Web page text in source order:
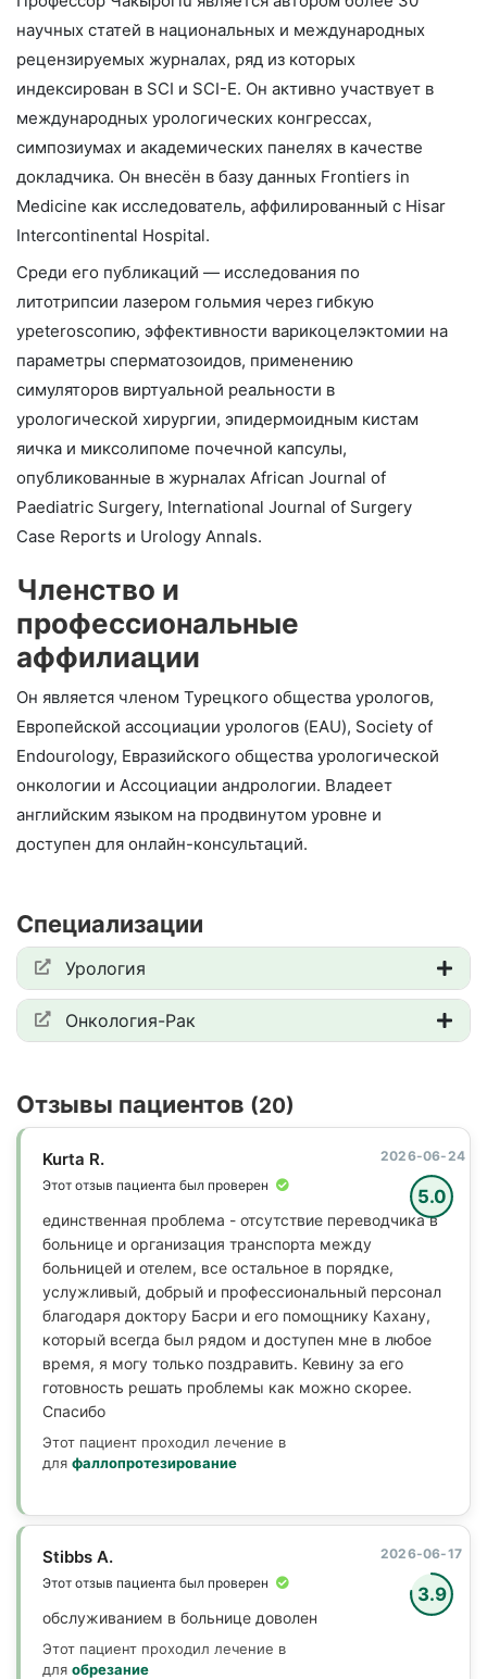
научных статей в национальных и международных
рецензируемых журналах, ряд из которых
индексирован в SCI и SCI-E. Он активно участвует в
международных урологических конгрессах,
симпозиумах и академических панелях в качестве
докладчика. Он внесён в базу данных Frontiers in
Medicine как исследователь, аффилированный с Hisar
Intercontinental Hospital.
Среди его публикаций — исследования по
литотрипсии лазером гольмия через гибкую
урeteroscопию, эффективности варикоцелэктомии на
параметры сперматозоидов, применению
симуляторов виртуальной реальности в
урологической хирургии, эпидермоидным кистам
яичка и миксолипоме почечной капсулы,
опубликованные в журналах African Journal of
Paediatric Surgery, International Journal of Surgery
Case Reports и Urology Annals.
Членство и
профессиональные
аффилиации
Он является членом Турецкого общества урологов,
Европейской ассоциации урологов (EAU), Society of
Endourology, Евразийского общества урологической
онкологии и Ассоциации андрологии. Владеет
английским языком на продвинутом уровне и
доступен для онлайн-консультаций.
Специализации
Урология
Онкология-Рак
Отзывы пациентов (20)
5.0
Kurta R.
Этот отзыв пациента был проверен
2026-06-24
единственная проблема - отсутствие переводчика в
больнице и организация транспорта между
больницей и отелем, все остальное в порядке,
услужливый, добрый и профессиональный персонал
благодаря доктору Басри и его помощнику Кахану,
который всегда был рядом и доступен мне в любое
время, я могу только поздравить. Кевину за его
готовность решать проблемы как можно скорее.
Спасибо
Этот пациент проходил лечение в
для фаллопротезирование
3.9
Stibbs A.
Этот отзыв пациента был проверен
2026-06-17
обслуживанием в больнице доволен
Этот пациент проходил лечение в
для обрезание